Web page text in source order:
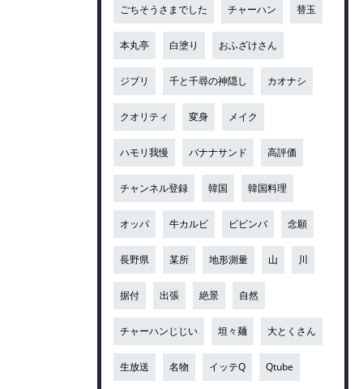
ごちそうさまでした チャーハン 替玉
本丸亭 白塗り おふざけさん
ジブリ 千と千尋の神隠し カオナシ
クオリティ 変身 メイク
ハモリ我慢 バナナサンド 高評価
チャンネル登録 韓国 韓国料理
オッパ 牛カルビ ビビンバ 念願
長野県 某所 地形測量 山 川
据付 出張 絶景 自然
チャーハンじじい 坦々麺 大とくさん
生放送 名物 イッテQ Qtube